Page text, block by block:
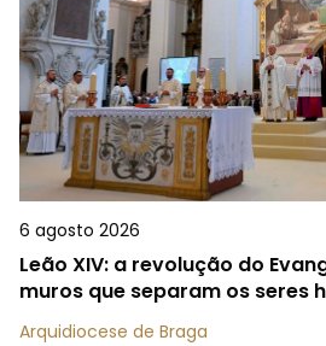
6 agosto 2026
Leão XIV: a revolução do
muros que separam os seres
Arquidiocese de Braga